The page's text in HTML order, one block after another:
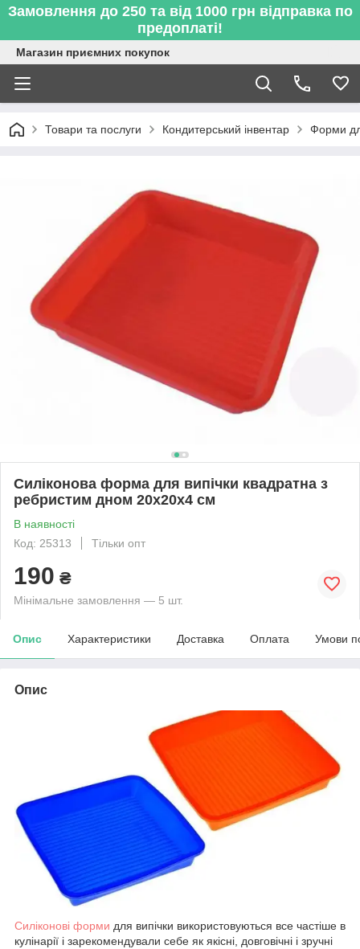
Замовлення до 250 та від 1000 грн відправка по
предоплаті!
Магазин приємних покупок
Товари та послуги Кондитерський інвентар Форми
Силіконова форма для випічки квадратна з
ребристим дном 20х20х4 см
В наявності
Код: 25313
Тільки опт
190 ₴
Мінімальне замовлення — 5 шт.
Опис Характеристики Доставка Оплата Умови
Опис
Силіконові форми для випічки використовуються все частіше в
кулінарії і зарекомендували себе як якісні, довговічні і зручні